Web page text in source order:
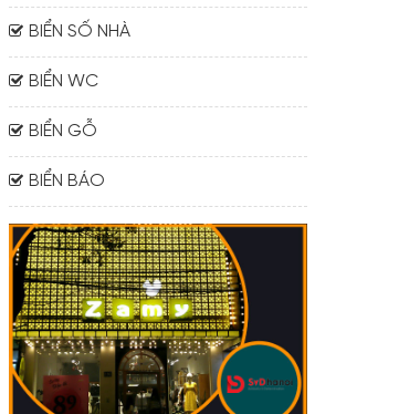
BIỂN SỐ NHÀ
BIỂN WC
BIỂN GỖ
BIỂN BÁO